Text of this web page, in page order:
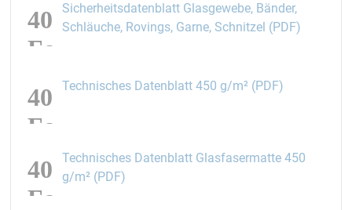
Sicherheitsdatenblatt Glasgewebe, Bänder,
Schläuche, Rovings, Garne, Schnitzel (PDF)
Technisches Datenblatt 450 g/m² (PDF)
Technisches Datenblatt Glasfasermatte 450
g/m² (PDF)